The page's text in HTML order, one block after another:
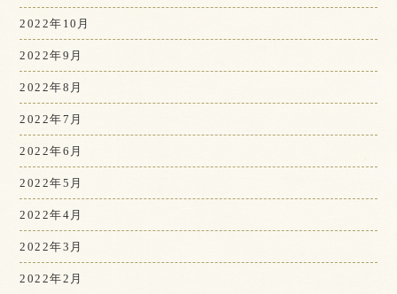
2022年10月
2022年9月
2022年8月
2022年7月
2022年6月
2022年5月
2022年4月
2022年3月
2022年2月